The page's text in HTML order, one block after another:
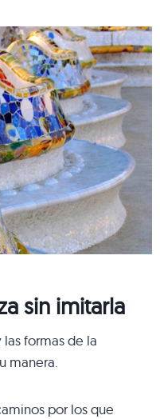
sin imitarla
formas de la
manera.
por los que